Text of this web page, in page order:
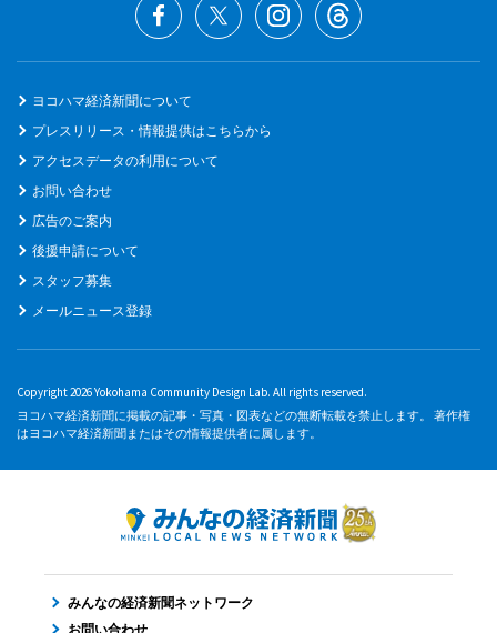
ヨコハマ経済新聞について
プレスリリース・情報提供はこちらから
アクセスデータの利用について
お問い合わせ
広告のご案内
後援申請について
スタッフ募集
メールニュース登録
Copyright 2026 Yokohama Community Design Lab. All rights reserved.
ヨコハマ経済新聞に掲載の記事・写真・図表などの無断転載を禁止します。 著作権
はヨコハマ経済新聞またはその情報提供者に属します。
みんなの経済新聞ネットワーク
お問い合わせ